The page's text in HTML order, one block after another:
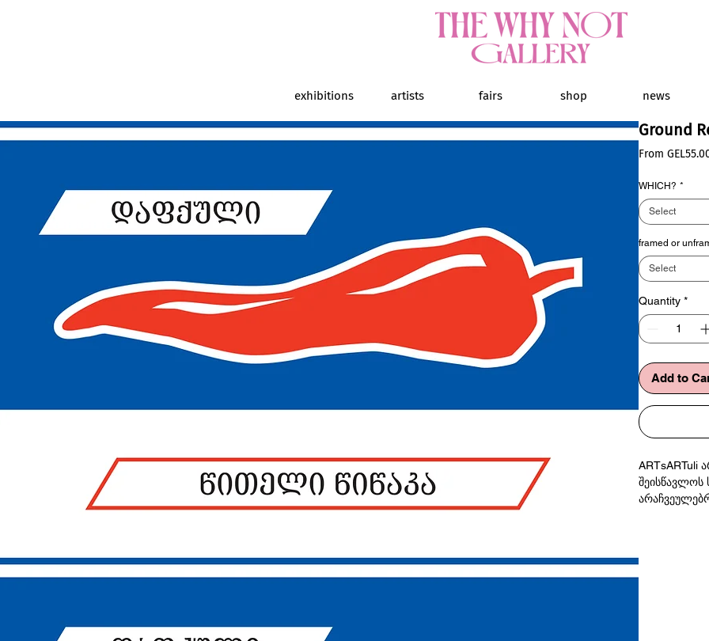
exhibitions artists fairs shop news
Ground
From
WHICH? *
Select
framed or
Select
Quantity *
Add to
ARTsARTuli